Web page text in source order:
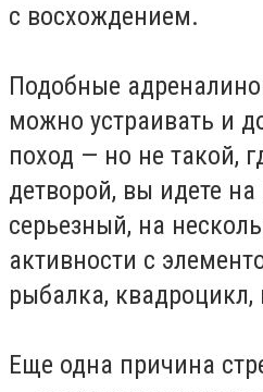
с восхождением.
Подобные
можно устраивать и
поход — но не такой,
детворой, вы идете
серьезный, на
активности с
рыбалка, квадроцикл,
Еще одна причина